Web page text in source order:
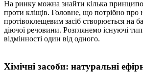
На ринку можна знайти кілька
проти кліщів. Головне, що потрібно про
протівоклещевим засіб створюється на
діючої речовини. Розглянемо існуючі
відмінності один від одного.
Хімічні засоби: натуральні